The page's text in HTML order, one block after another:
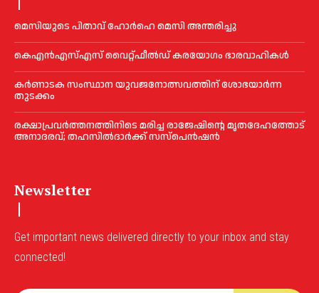
മെ​സിയുടെ പിതാവ് ഹോർഹെ മെ​സി അന്തരിച്ചു
കെഎൻഎസ്എസ് വൈറ്റ്ഫീൽഡ് കരയോഗം ഭാരവാഹികള്‍
കര്‍ണാടക സംസ്ഥാന യുവജനോത്സവത്തിന് ശോഭയാർന്ന
തുടക്കം
രക്ഷാപ്രവർത്തനത്തിനിടെ മരിച്ച രാജേഷിന്റെ മൃതദേഹത്തോട്
അനാദരവ്; തഹസിൽദാർക്ക് സസ്പെൻഷൻ
Newsletter
Get important news delivered directly to your inbox and stay
connected!